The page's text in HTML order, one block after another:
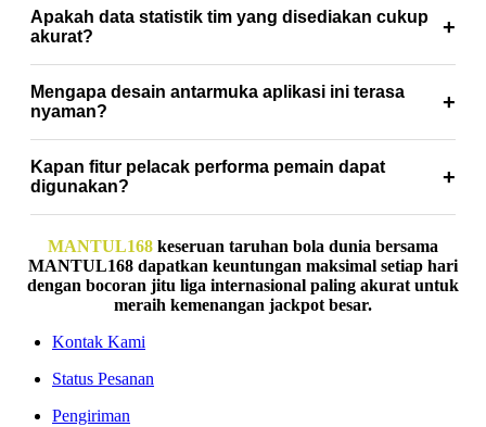
langsung ke gawai Anda sesaat setelah gol tercipta di
Apakah data statistik tim yang disediakan cukup
akurat?
penyedia data olahraga resmi global yang menjamin akurasi
Mengapa desain antarmuka aplikasi ini terasa
nyaman?
mengutamakan kemudahan navigasi sehingga pengguna dari
Kapan fitur pelacak performa pemain dapat
digunakan?
baik saat pertandingan sedang berlangsung secara live
maupun setelah kompetisi selesai sebagai bahan evaluasi
taktis mendalam.
MANTUL168 keseruan taruhan bola dunia bersama
MANTUL168 dapatkan keuntungan maksimal setiap hari
dengan bocoran jitu liga internasional paling akurat untuk
meraih kemenangan jackpot besar.
Kontak Kami
Status Pesanan
Pengiriman